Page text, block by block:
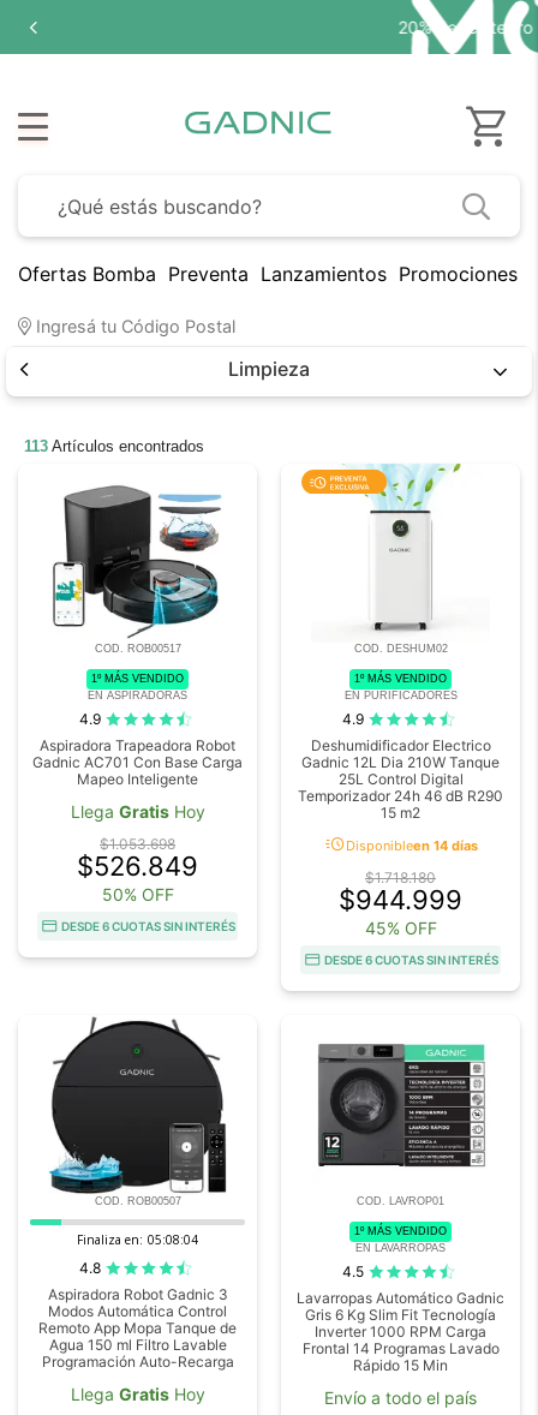
20% de reintegro
Ofertas Bomba Preventa Lanzamientos Promociones
Ingresá tu Código Postal
Limpieza
113 Artículos encontrados
COD. ROB00517
1º MÁS VENDIDO
EN ASPIRADORAS
4.9
Aspiradora Trapeadora Robot
Gadnic AC701 Con Base Carga
Mapeo Inteligente
Llega GratisHoy
$1.053.698
$526.849
50% OFF
DESDE 6 CUOTAS SIN INTERÉS
COD. DESHUM02
1º MÁS VENDIDO
EN PURIFICADORES
4.9
Deshumidificador Electrico
Gadnic 12L Dia 210W Tanque
25L Control Digital
Temporizador 24h 46 dB R290
15 m2
acuteDisponibleen 14 días
$1.718.180
$944.999
45% OFF
DESDE 6 CUOTAS SIN INTERÉS
COD. ROB00507
Finaliza en: 05:08:03
4.8
Aspiradora Robot Gadnic 3
Modos Automática Control
Remoto App Mopa Tanque de
Agua 150 ml Filtro Lavable
Programación Auto-Recarga
Llega GratisHoy
COD. LAVROP01
1º MÁS VENDIDO
EN LAVARROPAS
4.5
Lavarropas Automático Gadnic
Gris 6 Kg Slim Fit Tecnología
Inverter 1000 RPM Carga
Frontal 14 Programas Lavado
Rápido 15 Min
Envío a todo el país